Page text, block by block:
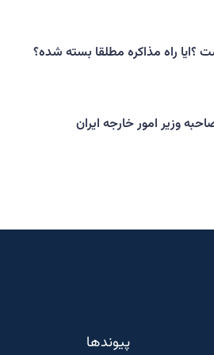
؟ایا راه مذاکره مطلقا بسته شده؟
وزیر امور خارجه ایران
پیوندها